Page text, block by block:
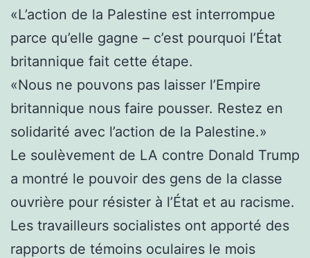
«L’action de la Palestine est interrompue
parce qu’elle gagne – c’est pourquoi l’État
britannique fait cette étape.
«Nous ne pouvons pas laisser l’Empire
britannique nous faire pousser. Restez en
solidarité avec l’action de la Palestine.»
Le soulèvement de LA contre Donald Trump
a montré le pouvoir des gens de la classe
ouvrière pour résister à l’État et au racisme.
Les travailleurs socialistes ont apporté des
rapports de témoins oculaires le mois